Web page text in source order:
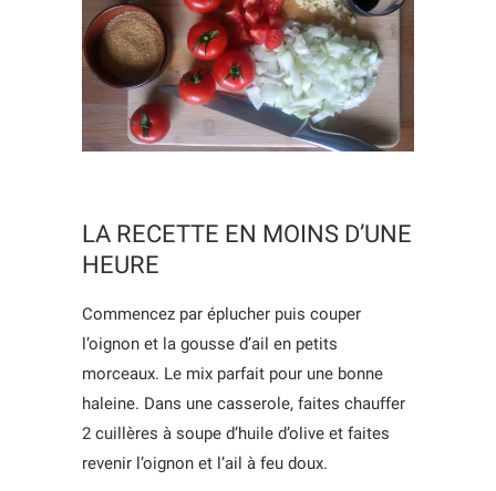
LA RECETTE EN MOINS D’UNE
HEURE
Commencez par éplucher puis couper
l’oignon et la gousse d’ail en petits
morceaux. Le mix parfait pour une bonne
haleine. Dans une casserole, faites chauffer
2 cuillères à soupe d’huile d’olive et faites
revenir l’oignon et l’ail à feu doux.